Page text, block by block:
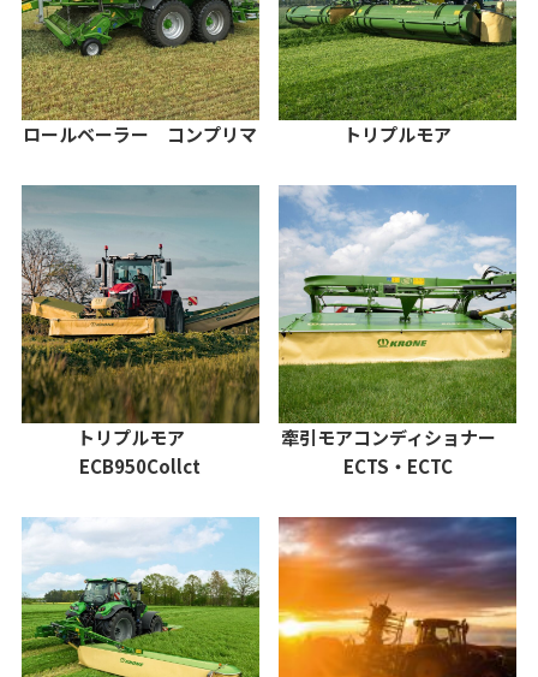
ロールベーラー コンプリマ トリプルモア
トリプルモア
ECB950Collct
牽引モアコンディショナー
ECTS・ECTC